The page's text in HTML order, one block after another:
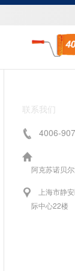
联系我们
4006-
阿克苏诺贝
上海市静
际中心22楼